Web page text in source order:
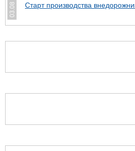
03.08 Cтарт производства